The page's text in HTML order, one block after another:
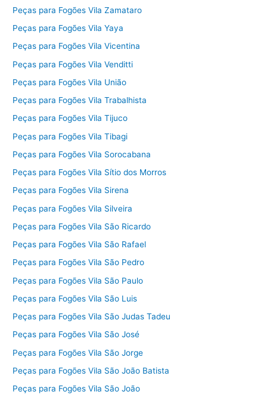
Peças para Fogões Vila Zamataro
Peças para Fogões Vila Yaya
Peças para Fogões Vila Vicentina
Peças para Fogões Vila Venditti
Peças para Fogões Vila União
Peças para Fogões Vila Trabalhista
Peças para Fogões Vila Tijuco
Peças para Fogões Vila Tibagi
Peças para Fogões Vila Sorocabana
Peças para Fogões Vila Sítio dos Morros
Peças para Fogões Vila Sirena
Peças para Fogões Vila Silveira
Peças para Fogões Vila São Ricardo
Peças para Fogões Vila São Rafael
Peças para Fogões Vila São Pedro
Peças para Fogões Vila São Paulo
Peças para Fogões Vila São Luis
Peças para Fogões Vila São Judas Tadeu
Peças para Fogões Vila São José
Peças para Fogões Vila São Jorge
Peças para Fogões Vila São João Batista
Peças para Fogões Vila São João